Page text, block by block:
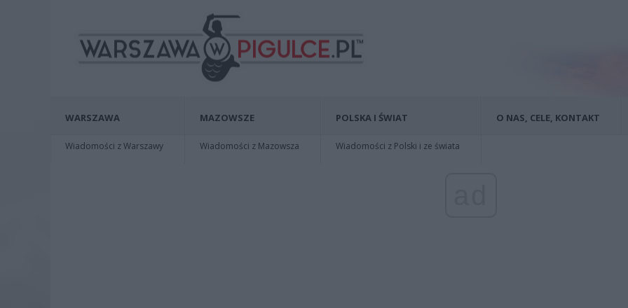
WARSZAWA
Wiadomości z Warszawy
MAZOWSZE
Wiadomości z Mazowsza
POLSKA I ŚWIAT
Wiadomości z Polski i ze świata
O NAS, CELE, KONTAKT